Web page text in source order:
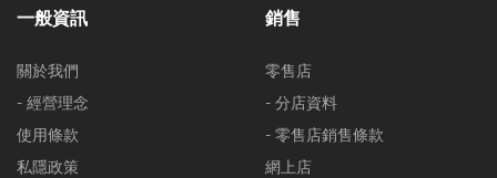
一般資訊
關於我們
- 經營理念
使用條款
私隱政策
銷售
零售店
- 分店資料
- 零售店銷售條款
網上店